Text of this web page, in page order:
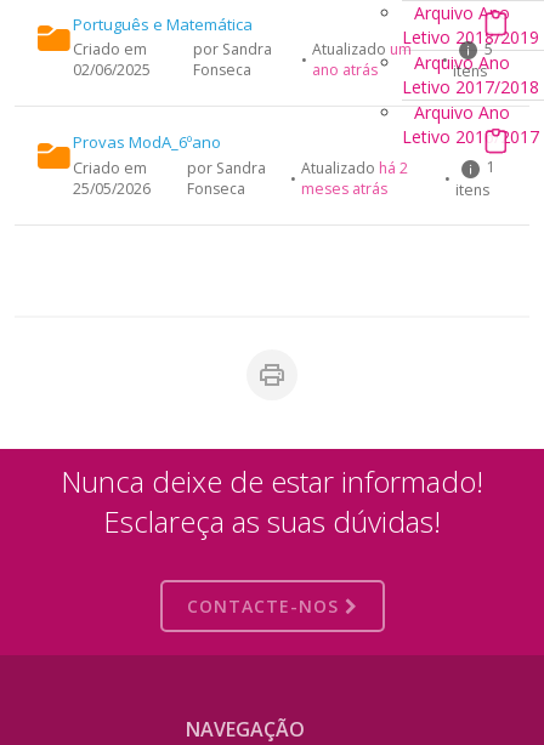
Arquivo Ano
Letivo 2018/2019
Arquivo Ano
Letivo 2017/2018
Arquivo Ano
Letivo 2016/2017
Português e Matemática
Criado em
02/06/2025
por Sandra
Fonseca
• Atualizado um
ano atrás
•
5
itens
Provas ModA_6ºano
Criado em
25/05/2026
por Sandra
Fonseca
• Atualizado há 2
meses atrás
•
1
itens
Nunca deixe de estar informado!
Esclareça as suas dúvidas!
CONTACTE-NOS
NAVEGAÇÃO